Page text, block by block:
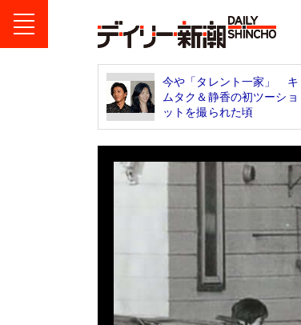
今や「タレント一家」 キ
ムタク＆静香の初ツーショ
ットを撮られた頃